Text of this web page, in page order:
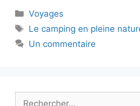
Catégories
Voyages
Étiquettes
Le camping en pleine
Un commentaire